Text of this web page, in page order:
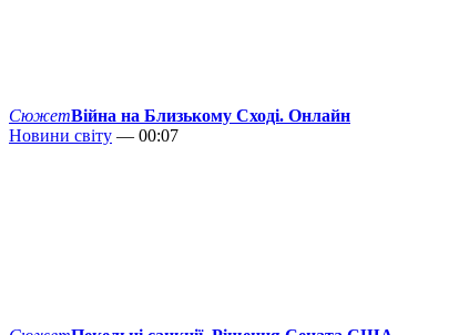
СюжетВійна на Близькому Сході. Онлайн
Новини світу — 00:07